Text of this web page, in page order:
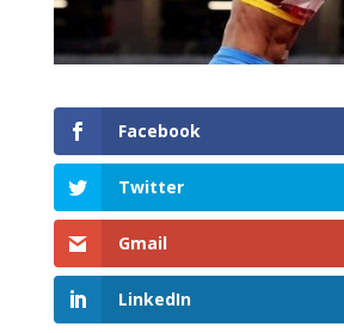
Facebook
Twitter
Gmail
LinkedIn